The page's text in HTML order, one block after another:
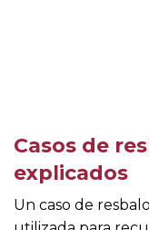
Casos de
explicados
Un caso de